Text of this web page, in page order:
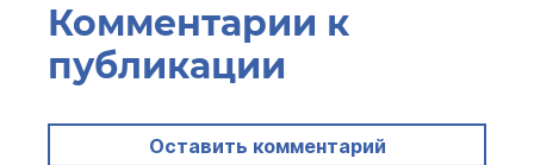
Комментарии к
публикации
Оставить комментарий